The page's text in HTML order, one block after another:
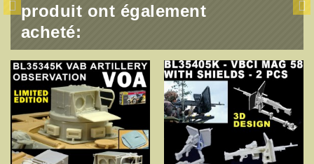
produit ont également
acheté: